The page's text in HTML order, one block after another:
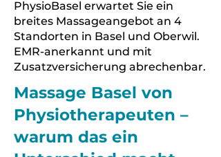
PhysioBasel erwartet Sie ein
breites Massageangebot an 4
Standorten in Basel und Oberwil.
EMR-anerkannt und mit
Zusatzversicherung abrechenbar.
Massage Basel von
Physiotherapeuten –
warum das ein